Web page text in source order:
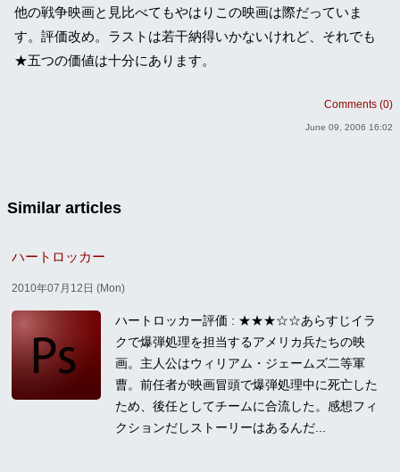
他の戦争映画と見比べてもやはりこの映画は際だっていま
す。評価改め。ラストは若干納得いかないけれど、それでも
★五つの価値は十分にあります。
Comments (0)
June 09, 2006 16:02
Similar articles
ハートロッカー
2010年07月12日 (Mon)
ハートロッカー評価 : ★★★☆☆あらすじイラ
クで爆弾処理を担当するアメリカ兵たちの映
画。主人公はウィリアム・ジェームズ二等軍
曹。前任者が映画冒頭で爆弾処理中に死亡した
ため、後任としてチームに合流した。感想フィ
クションだしストーリーはあるんだ...